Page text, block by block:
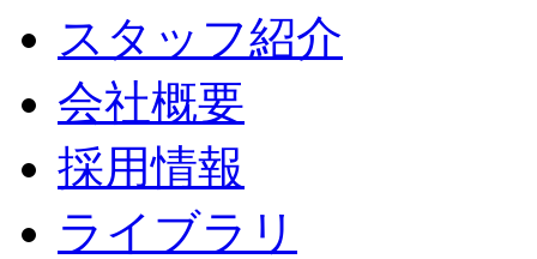
スタッフ紹介
会社概要
採用情報
ライブラリ